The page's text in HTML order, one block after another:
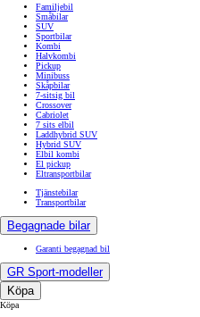
Familjebil
Småbilar
SUV
Sportbilar
Kombi
Halvkombi
Pickup
Minibuss
Skåpbilar
7-sitsig bil
Crossover
Cabriolet
7 sits elbil
Laddhybrid SUV
Hybrid SUV
Elbil kombi
El pickup
Eltransportbilar
Tjänstebilar
Transportbilar
Begagnade bilar
Garanti begagnad bil
GR Sport-modeller
Köpa
Köpa